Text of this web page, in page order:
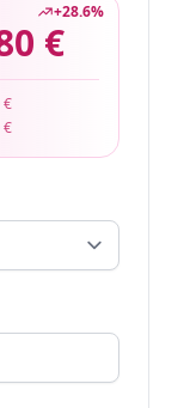
+28.6%
€
€
€